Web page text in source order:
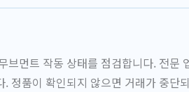
브먼트 작동 상태를 점검합니다. 전문
정품이 확인되지 않으면 거래가 중단